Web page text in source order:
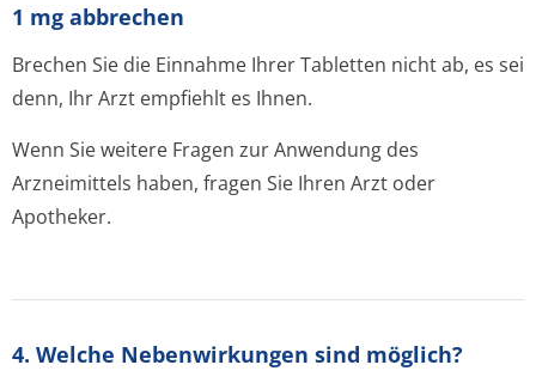
1 mg abbrechen
Brechen Sie die Einnahme Ihrer Tabletten nicht ab, es sei
denn, Ihr Arzt empfiehlt es Ihnen.
Wenn Sie weitere Fragen zur Anwendung des
Arzneimittels haben, fragen Sie Ihren Arzt oder
Apotheker.
4. Welche Nebenwirkungen sind möglich?